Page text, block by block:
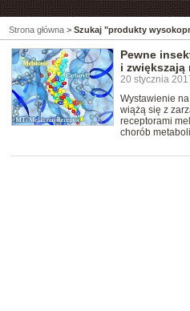
Strona główna > Szukaj "produkty
Pewne
i zwiększają
20 stycznia
Wystawienie
wiążą się z
receptorami
chorób